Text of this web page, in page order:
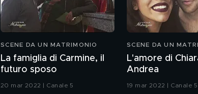
SCENE DA UN MATRIMONIO
La famiglia di Carmine, il
futuro sposo
20 mar 2022 | Canale 5
SCENE DA UN
L'amore di
Andrea
19 mar 2022 | Canale 5